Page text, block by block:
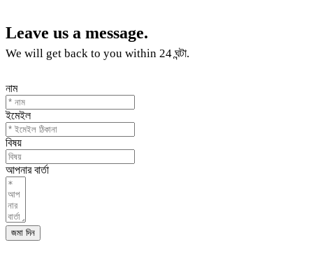
Leave us a message.
We will get back to you within 24 ঘন্টা.
নাম
ইমেইল
বিষয়
আপনার বার্তা
জমা দিন